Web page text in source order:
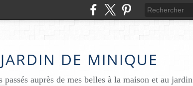
DE MINIQUE
passés auprès de mes belles à la maison et au jardin